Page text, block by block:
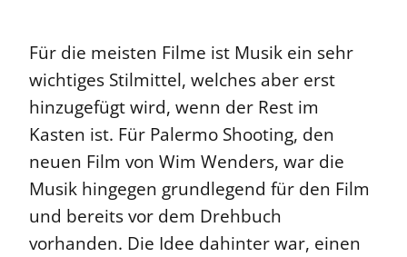
Für die meisten Filme ist Musik ein sehr
wichtiges Stilmittel, welches aber erst
hinzugefügt wird, wenn der Rest im
Kasten ist. Für Palermo Shooting, den
neuen Film von Wim Wenders, war die
Musik hingegen grundlegend für den Film
und bereits vor dem Drehbuch
vorhanden. Die Idee dahinter war, einen